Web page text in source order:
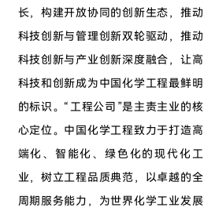
长，构建开放协同的创新生态，推动
科技创新与管理创新双轮驱动，推动
科技创新与产业创新深度融合，让高
科技和创新成为中国化学工程最鲜明
的标识。“工程公司”是主责主业的核
心定位。中国化学工程致力于打造高
端化、智能化、绿色化的现代化工
业，树立工程品质典范，以卓越的全
周期服务能力，为世界化学工业发展